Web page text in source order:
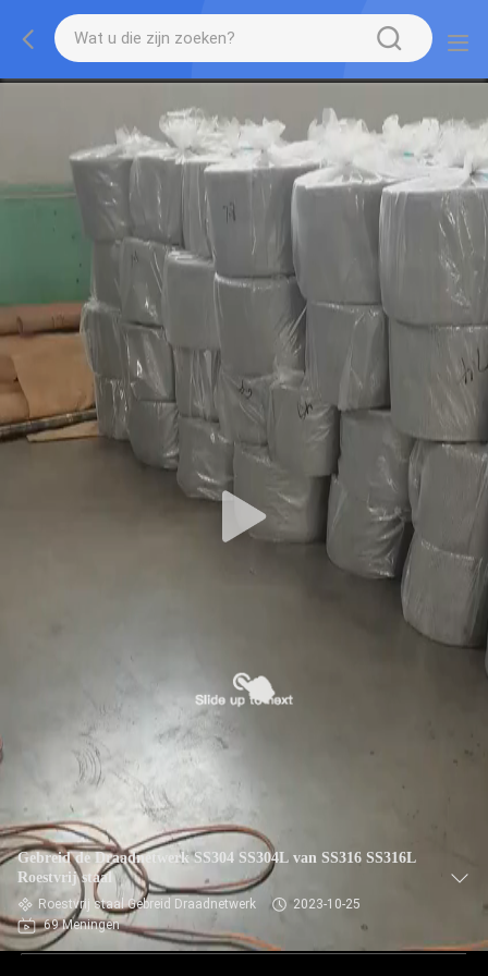
Gebreid de Draadnetwerk SS304 SS304L van SS316 SS316L
Roestvrij staal
Roestvrij staal Gebreid Draadnetwerk
2023-10-25
69 Meningen